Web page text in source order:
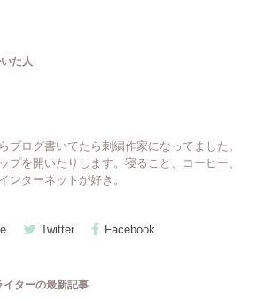
た人
ブログ書いてたら刺繍作家になってました。
プを開いたりします。寝ること、コーヒー、
ンターネットが好き。
Twitter Facebook
イターの最新記事